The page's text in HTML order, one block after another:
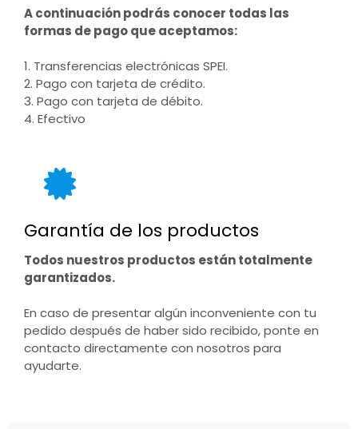
A continuación podrás conocer todas las
formas de pago que aceptamos:
1. Transferencias electrónicas SPEI.
2. Pago con tarjeta de crédito.
3. Pago con tarjeta de débito.
4. Efectivo
Garantía de los productos
Todos nuestros productos están totalmente
garantizados.
En caso de presentar algún inconveniente con tu
pedido después de haber sido recibido, ponte en
contacto directamente con nosotros para
ayudarte.